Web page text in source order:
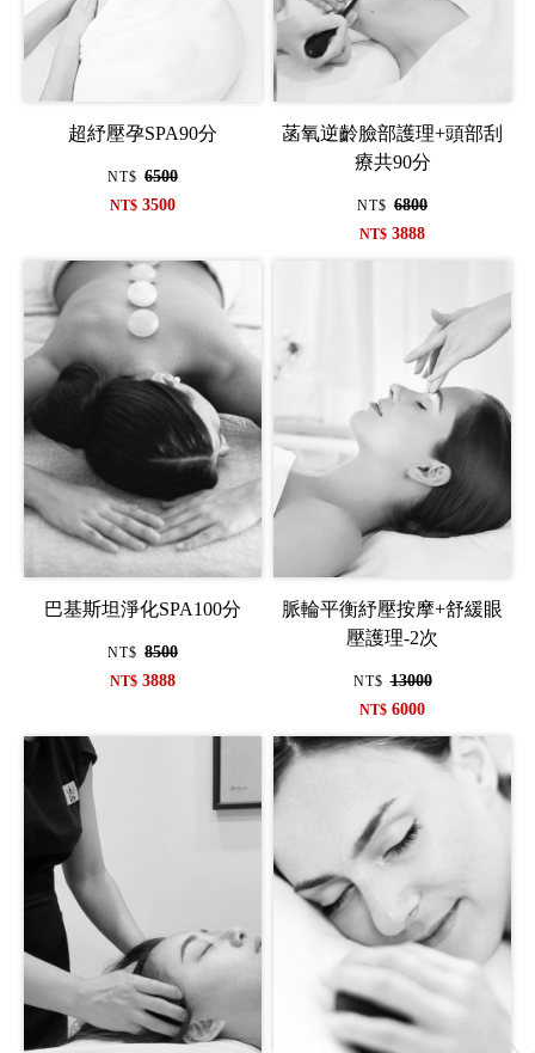
超紓壓孕SPA90分
NT$ 6500
NT$ 3500
菡氧逆齡臉部護理+頭部刮
療共90分
NT$ 6800
NT$ 3888
巴基斯坦淨化SPA100分
NT$ 8500
NT$ 3888
脈輪平衡紓壓按摩+舒緩眼
壓護理-2次
NT$ 13000
NT$ 6000